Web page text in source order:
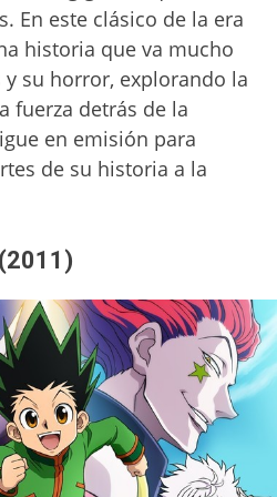
En este clásico de la era
historia que va mucho
su horror, explorando la
fuerza detrás de la
en emisión para
de su historia a la